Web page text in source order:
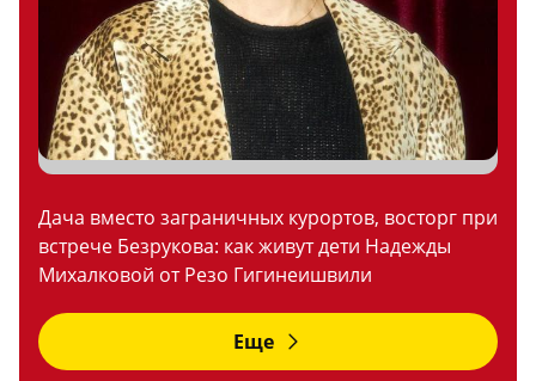
Дача вместо заграничных курортов, восторг при
встрече Безрукова: как живут дети Надежды
Михалковой от Резо Гигинеишвили
Еще